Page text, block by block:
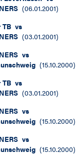
(06.01.2001)
vs
(03.01.2001)
vs
(15.10.2000)
vs
(03.01.2001)
vs
(15.10.2000)
vs
(15.10.2000)